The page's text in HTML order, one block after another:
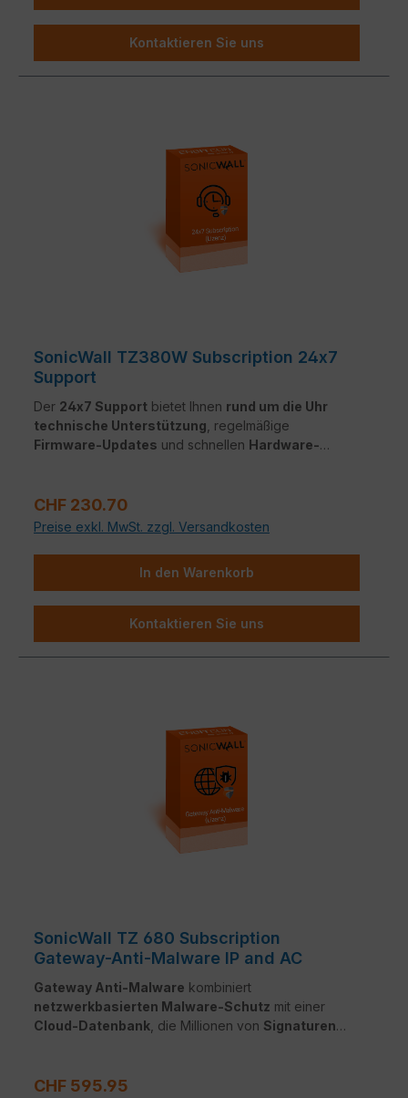
Kontaktieren Sie uns
SonicWall TZ380W Subscription 24x7
Support
Der 24x7 Support bietet Ihnen rund um die Uhr
technische Unterstützung , regelmäßige
Firmware-Updates und schnellen Hardware-
Stand – ohne lange Ausfallzeiten oder komplizierte
Supportwege.
Regulärer Preis:
CHF 230.70
Preise exkl. MwSt. zzgl. Versandkosten
In den Warenkorb
Kontaktieren Sie uns
SonicWall TZ 680 Subscription
Gateway-Anti-Malware IP and AC
Gateway Anti-Malware kombiniert
netzwerkbasierten Malware-Schutz mit einer
Cloud-Datenbank , die Millionen von Signaturen
dauerhaften Netzwerkschutz
Regulärer Preis:
CHF 595.95